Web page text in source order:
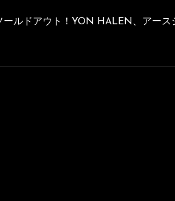
ルドアウト！YON HALEN、アース